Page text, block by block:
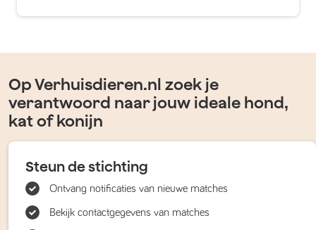
Op Verhuisdieren.nl zoek je
verantwoord naar jouw ideale hond,
kat of konijn
Steun de stichting
Ontvang notificaties van nieuwe matches
Bekijk contactgegevens van matches